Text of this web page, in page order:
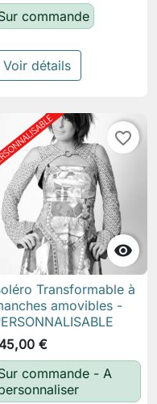
commande
Voir détails

favorite_border
Transformable à
amovibles -
€
commande - A